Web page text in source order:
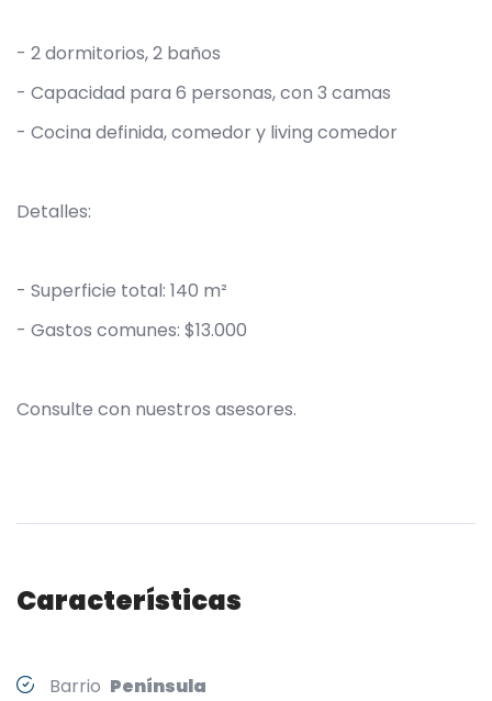
- 2 dormitorios, 2 baños
- Capacidad para 6 personas, con 3 camas
- Cocina definida, comedor y living comedor
Detalles:
- Superficie total: 140 m²
- Gastos comunes: $13.000
Consulte con nuestros asesores.
Características
Barrio Península